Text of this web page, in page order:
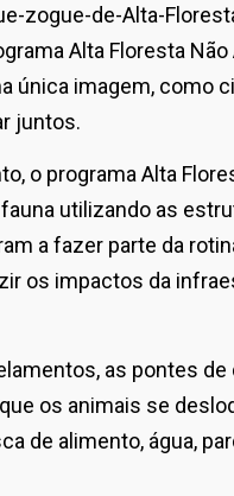
zogue-de-Alta-
Alta Floresta
única imagem, como
juntos.
o programa Alta
utilizando as
a fazer parte da
os impactos da
as pontes
os animais se
de alimento, água,